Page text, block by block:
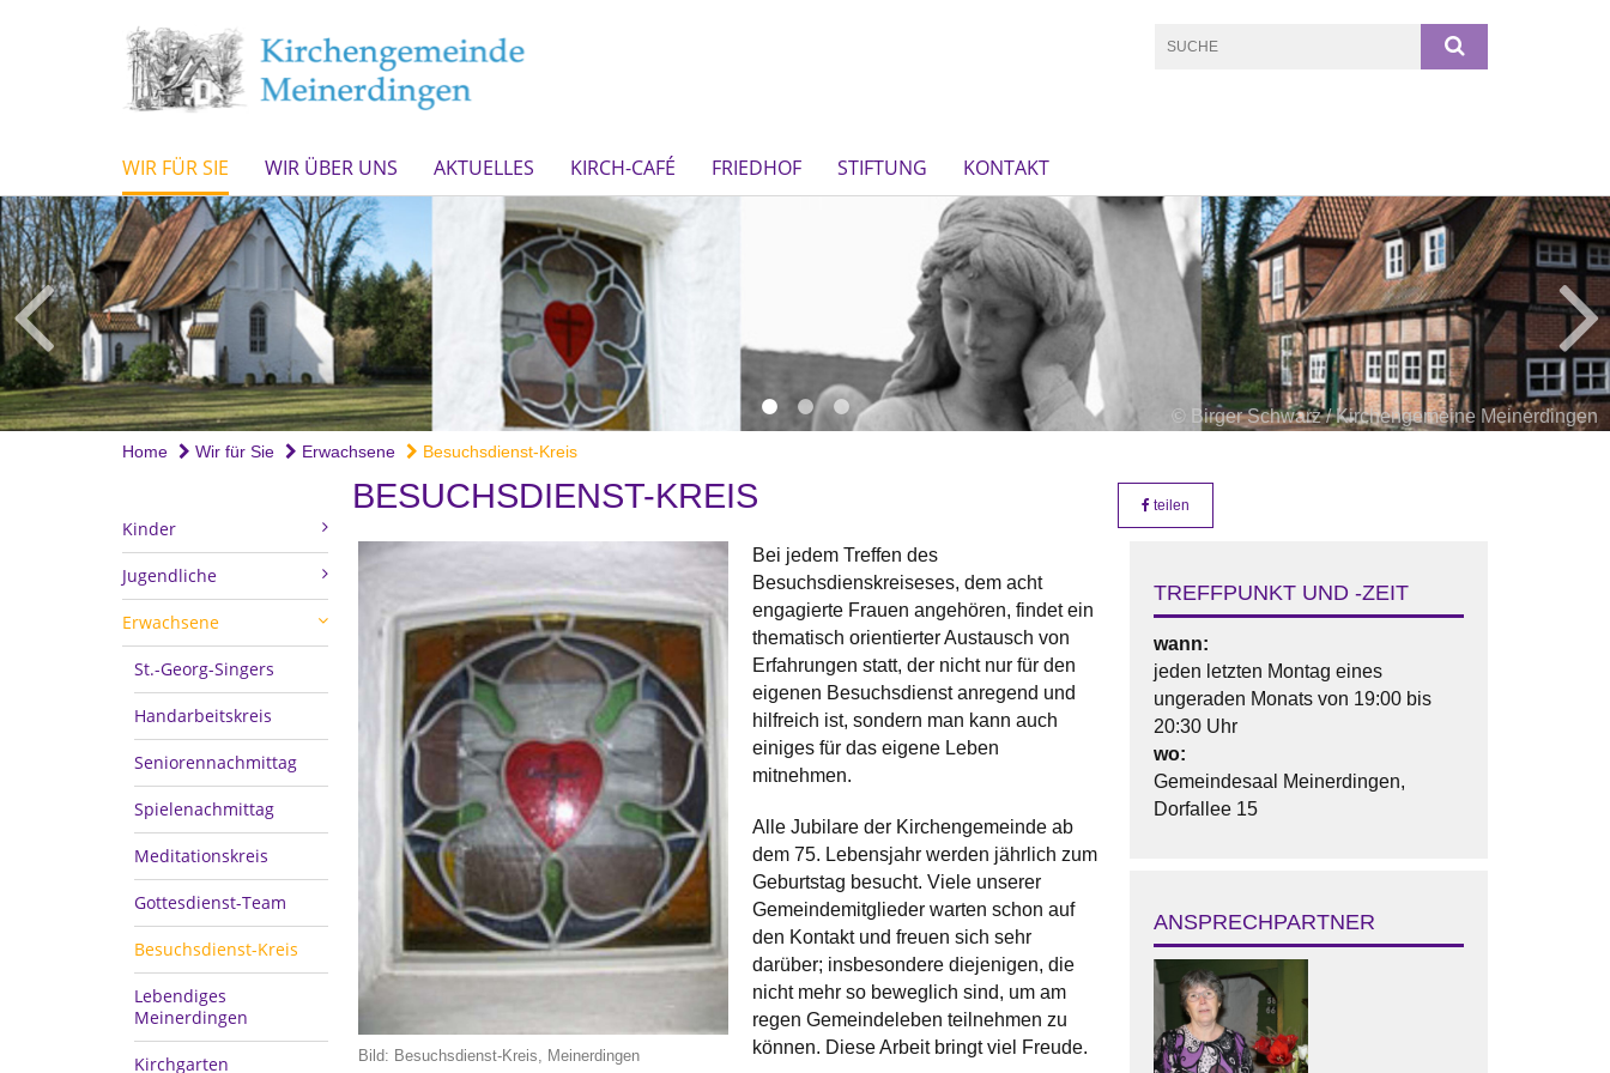
WIR FÜR SIE WIR ÜBER UNS AKTUELLES KIRCH-CAFÉ FRIEDHOF STIFTUNG KONTAKT
© Birger Schwarz / Kirchengemeine Meinerdingen
Home Wir für Sie Erwachsene Besuchsdienst-Kreis
Kinder
Jugendliche
Erwachsene
St.-Georg-Singers
Handarbeitskreis
Seniorennachmittag
Spielenachmittag
Meditationskreis
Gottesdienst-Team
Besuchsdienst-Kreis
Lebendiges
Meinerdingen
Kirchgarten
BESUCHSDIENST-KREIS teilen
Bild: Besuchsdienst-Kreis, Meinerdingen
Bei jedem Treffen des
Besuchsdienskreiseses, dem acht
engagierte Frauen angehören, findet ein
thematisch orientierter Austausch von
Erfahrungen statt, der nicht nur für den
eigenen Besuchsdienst anregend und
hilfreich ist, sondern man kann auch
einiges für das eigene Leben
mitnehmen.
Alle Jubilare der Kirchengemeinde ab
dem 75. Lebensjahr werden jährlich zum
Geburtstag besucht. Viele unserer
Gemeindemitglieder warten schon auf
den Kontakt und freuen sich sehr
darüber; insbesondere diejenigen, die
nicht mehr so beweglich sind, um am
regen Gemeindeleben teilnehmen zu
können. Diese Arbeit bringt viel Freude.
TREFFPUNKT UND -ZEIT
wann:
jeden letzten Montag eines
ungeraden Monats von 19:00 bis
20:30 Uhr
wo:
Gemeindesaal Meinerdingen,
Dorfallee 15
ANSPRECHPARTNER